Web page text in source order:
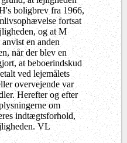
boligbrev fra 1966,
fortsat
og at M
en anden
når der blev en
at beboerindskud
ved lejemålets
overvejende var
Herefter og efter
om
indtægtsforhold,
VL